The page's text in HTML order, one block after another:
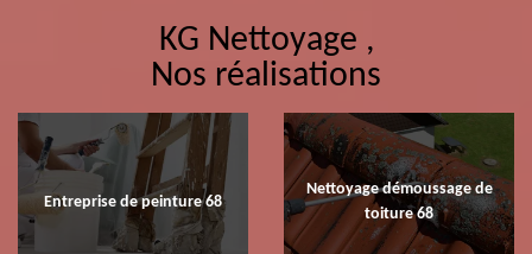
KG Nettoyage ,
Nos réalisations
Entreprise de peinture 68
Nettoyage démoussage de
toiture 68